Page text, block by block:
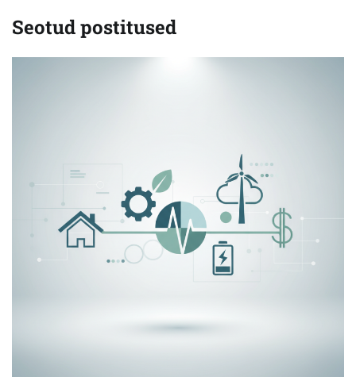
Seotud postitused